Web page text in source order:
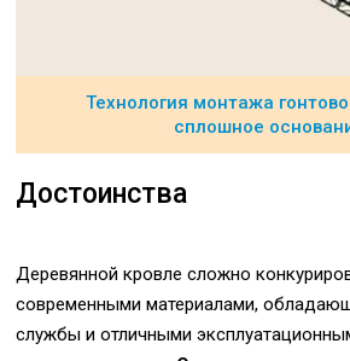
Технология монтажа
сплошное
Достоинства
Деревянной кровле сложно
современными материалами,
службы и отличными